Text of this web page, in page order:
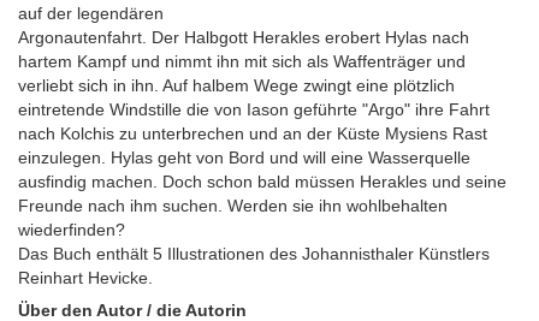
auf der legendären
Argonautenfahrt. Der Halbgott Herakles erobert Hylas nach
hartem Kampf und nimmt ihn mit sich als Waffenträger und
verliebt sich in ihn. Auf halbem Wege zwingt eine plötzlich
eintretende Windstille die von Iason geführte "Argo" ihre Fahrt
nach Kolchis zu unterbrechen und an der Küste Mysiens Rast
einzulegen. Hylas geht von Bord und will eine Wasserquelle
ausfindig machen. Doch schon bald müssen Herakles und seine
Freunde nach ihm suchen. Werden sie ihn wohlbehalten
wiederfinden?
Das Buch enthält 5 Illustrationen des Johannisthaler Künstlers
Reinhart Hevicke.
Über den Autor / die Autorin